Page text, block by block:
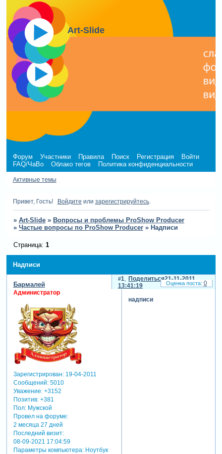
Art-Slide
Форум Участники Правила Поиск Регистрация
Войти
FAQ/ЧаВо
Облако тегов Политика конфиденциальности
Активные темы
Привет, Гость! Войдите или зарегистрируйтесь.
» Art-Slide » Вопросы и проблемы ProShow Producer
» Частые вопросы по ProShow Producer » Надписи
Надписи
Страница: 1
Поделиться
1
21-11-2011
13:41:19
Бармалей
Администратор
Зарегистрирован: 19-04-2011
Сообщений:5010
Уважение: +3152
Позитив: +381
Пол:Мужской
Провел на форуме:
2 месяца 27 дней
Последний визит:
08-09-2021 17:04:59
Параметры компьютера:Ноутбук
надписи
0